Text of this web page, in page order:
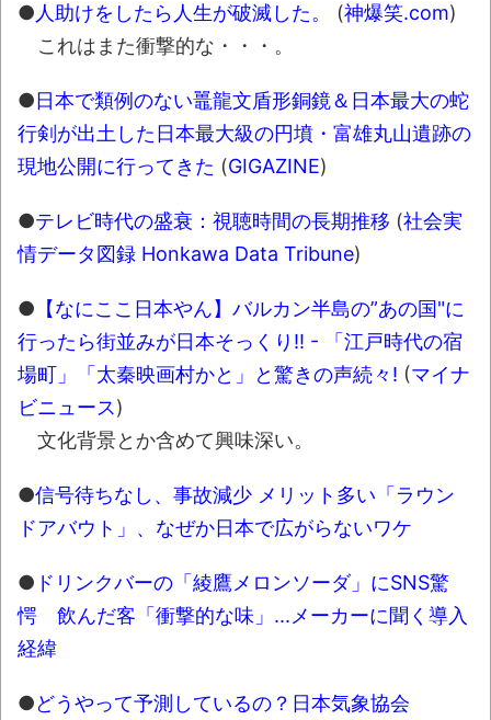
● 人助けをしたら人生が破滅した。 (神爆笑.com)
これはまた衝撃的な・・・。
●日本で類例のない鼉⿓⽂盾形銅鏡＆日本最大の蛇
行剣が出土した日本最大級の円墳・富雄丸山遺跡の
現地公開に行ってきた (GIGAZINE)
●テレビ時代の盛衰：視聴時間の長期推移 (社会実
情データ図録 Honkawa Data Tribune)
● 【なにここ日本やん】バルカン半島の”あの国"に
行ったら街並みが日本そっくり!! - 「江戸時代の宿
場町」「太秦映画村かと」と驚きの声続々! (マイナ
ビニュース)
文化背景とか含めて興味深い。
●信号待ちなし、事故減少 メリット多い「ラウン
ドアバウト」、なぜか日本で広がらないワケ
● ドリンクバーの「綾鷹メロンソーダ」にSNS驚
愕 飲んだ客「衝撃的な味」...メーカーに聞く導入
経緯
●どうやって予測しているの？日本気象協会